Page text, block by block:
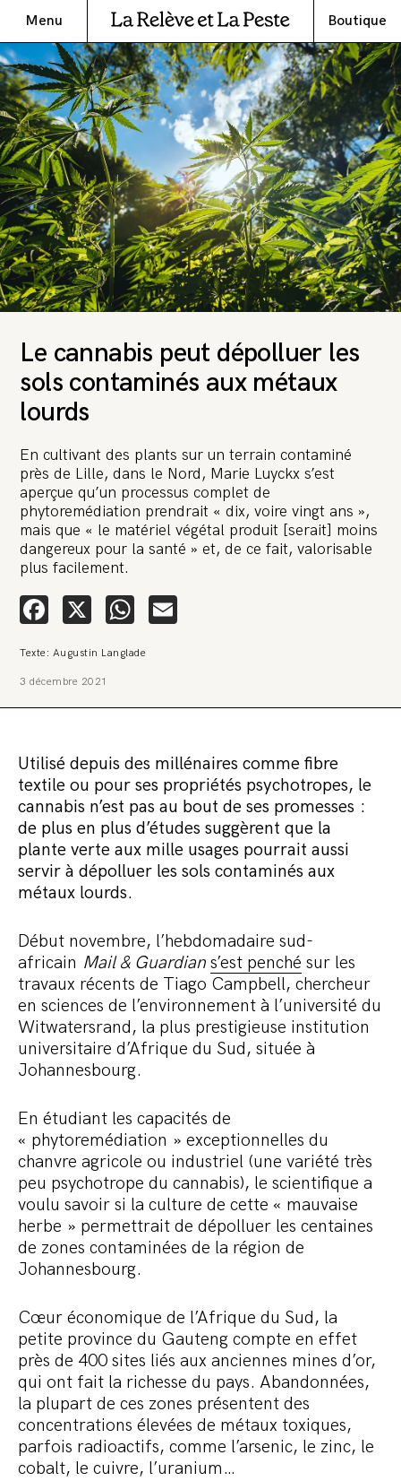
Menu Boutique
Le cannabis peut dépolluer les
sols contaminés aux métaux
lourds
En cultivant des plants sur un terrain contaminé
près de Lille, dans le Nord, Marie Luyckx s’est
aperçue qu’un processus complet de
phytoremédiation prendrait « dix, voire vingt ans »,
mais que « le matériel végétal produit [serait] moins
dangereux pour la santé » et, de ce fait, valorisable
plus facilement.
Facebook
X WhatsApp
Texte: Augustin Langlade
3 décembre 2021
Utilisé depuis des millénaires comme fibre
textile ou pour ses propriétés psychotropes, le
cannabis n’est pas au bout de ses promesses :
de plus en plus d’études suggèrent que la
plante verte aux mille usages pourrait aussi
servir à dépolluer les sols contaminés aux
métaux lourds.
Début novembre, l’hebdomadaire sud-
africain Mail & Guardian s’est penché sur les
travaux récents de Tiago Campbell, chercheur
en sciences de l’environnement à l’université du
Witwatersrand, la plus prestigieuse institution
universitaire d’Afrique du Sud, située à
Johannesbourg.
En étudiant les capacités de
« phytoremédiation » exceptionnelles du
chanvre agricole ou industriel (une variété très
peu psychotrope du cannabis), le scientifique a
voulu savoir si la culture de cette « mauvaise
herbe » permettrait de dépolluer les centaines
de zones contaminées de la région de
Johannesbourg.
Cœur économique de l’Afrique du Sud, la
petite province du Gauteng compte en effet
près de 400 sites liés aux anciennes mines d’or,
qui ont fait la richesse du pays. Abandonnées,
la plupart de ces zones présentent des
concentrations élevées de métaux toxiques,
parfois radioactifs, comme l’arsenic, le zinc, le
cobalt, le cuivre, l’uranium…
🚨 L’heure est grave. Une
multinationale tente d’anéantir La
🔥 Le groupe Pierre Fabre, qui pèse 3,2 milliards d’euros, nous
Une procédure bâillon. Notre tort ? Avoir voulu protéger
veut nous faire taire. Cette procédure bâillon vise à nous affaiblir et,
aujourd’hui une grande campagne de soutien avec un premier
Commander le pack